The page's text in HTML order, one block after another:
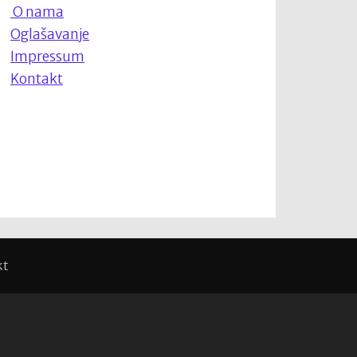
O nama
Oglašavanje
Impressum
Kontakt